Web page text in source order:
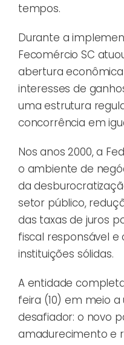
tempos.
Durante a
Fecomércio SC
abertura
interesses de
uma estrutura
concorrência em
Nos anos 2000, a
o ambiente de
da
setor público,
das taxas de juros
fiscal responsável
instituições sólidas.
A entidade
feira (10) em meio
desafiador: o novo
amadurecimento e